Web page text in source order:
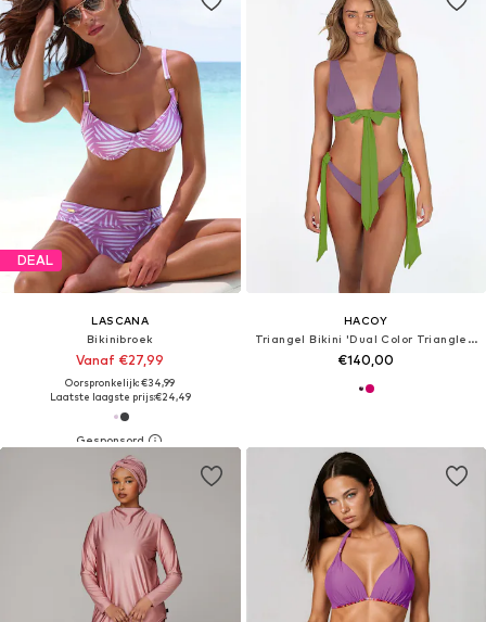
DEAL
LASCANA
Bikinibroek
Vanaf €27,99
Oorspronkelijk: €34,99
Laatste laagste prijs:€24,49
HACOY
Triangel Bikini 'Dual Color Triangle Bikini'
€140,00